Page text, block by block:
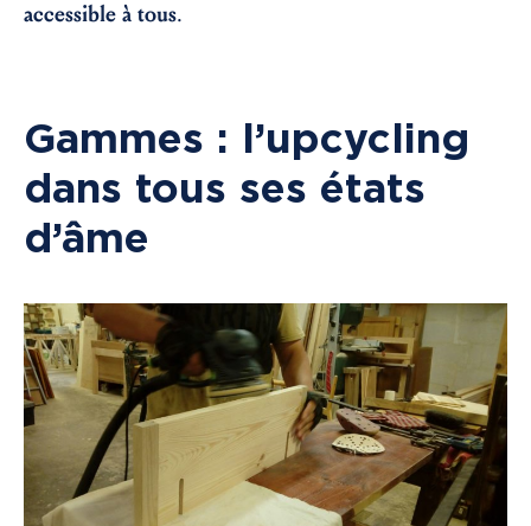
accessible à tous.
Gammes : l’upcycling
dans tous ses états
d’âme